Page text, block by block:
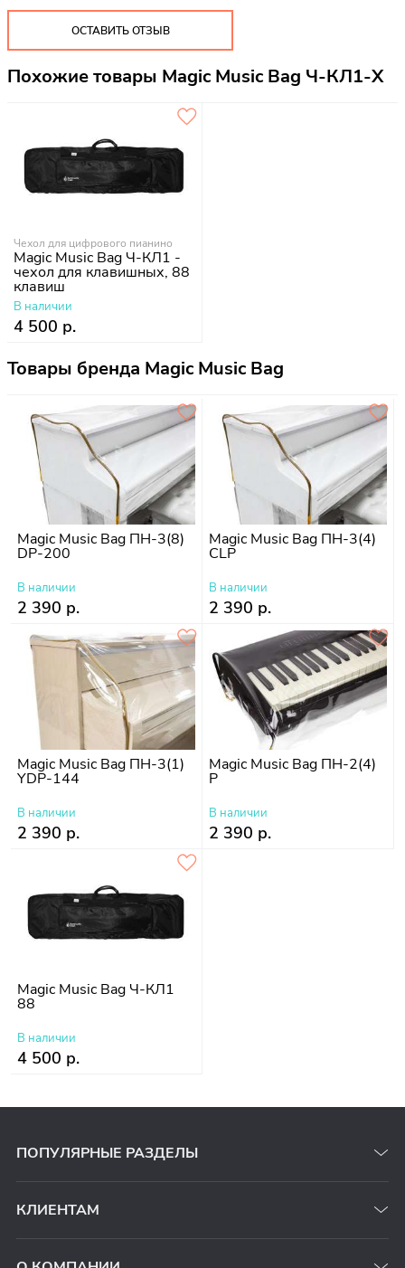
ОСТАВИТЬ ОТЗЫВ
Похожие товары Magic Music Bag Ч-КЛ1-Х
Чехол для цифрового пианино
Magic Music Bag Ч-КЛ1 -
чехол для клавишных, 88
клавиш
В наличии
4 500 р.
Товары бренда Magic Music Bag
Magic Music Bag ПН-3(8)
DP-200
В наличии
2 390 р.
Magic Music Bag ПН-3(4)
CLP
В наличии
2 390 р.
Magic Music Bag ПН-3(1)
YDP-144
В наличии
2 390 р.
Magic Music Bag ПН-2(4)
P
В наличии
2 390 р.
Magic Music Bag Ч-КЛ1
88
В наличии
4 500 р.
ПОПУЛЯРНЫЕ РАЗДЕЛЫ
КЛИЕНТАМ